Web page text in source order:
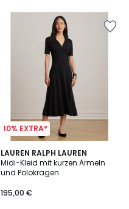
10% EXTRA*
LAUREN RALPH LAUREN
Midi-Kleid mit kurzen Ärmeln
und Polokragen
195,00 €
5
/
5